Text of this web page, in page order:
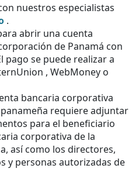
nuestros especialistas
.
abrir una cuenta
de Panamá con
pago se puede realizar a
, WebMoney o
bancaria corporativa
requiere adjuntar
para el beneficiario
corporativa de la
así como los directores,
y personas autorizadas de